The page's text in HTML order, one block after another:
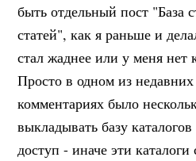
быть отдельный пост "База
статей", как я раньше и
стал жаднее или у меня нет
Просто в одном из
комментариях было
выкладывать базу
доступ - иначе эти каталоги